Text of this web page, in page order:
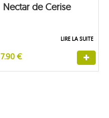
Nectar de Cerise
LIRE LA SUITE
7.90 €